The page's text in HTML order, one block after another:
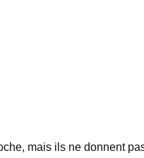
mais ils ne donnent